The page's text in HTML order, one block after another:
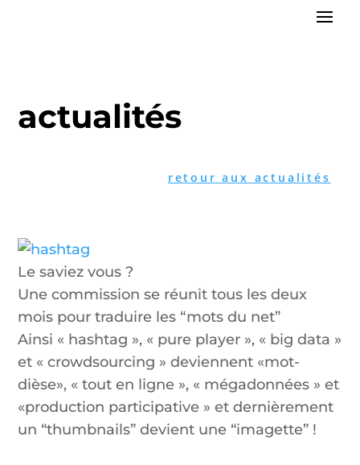
actualités
retour aux actualités
Le saviez vous ?
Une commission se réunit tous les deux
mois pour traduire les “mots du net”
Ainsi « hashtag », « pure player », « big data »
et « crowdsourcing » deviennent «mot-
dièse», « tout en ligne », « mégadonnées » et
«production participative » et dernièrement
un “thumbnails” devient une “imagette” !